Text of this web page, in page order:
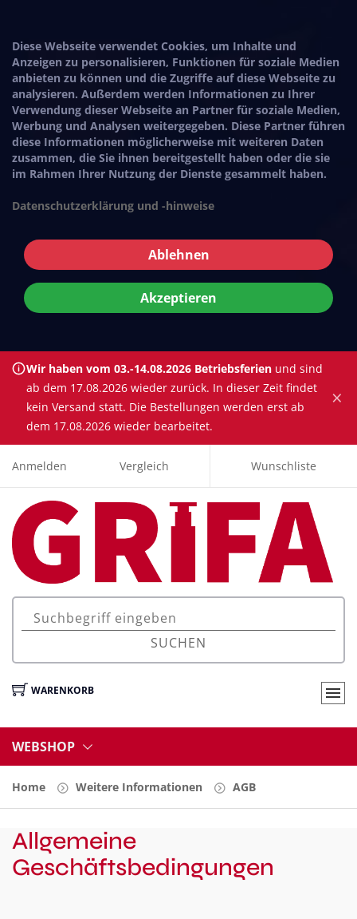
Diese Webseite verwendet Cookies, um Inhalte und
Anzeigen zu personalisieren, Funktionen für soziale Medien
anbieten zu können und die Zugriffe auf diese Webseite zu
analysieren. Außerdem werden Informationen zu Ihrer
Verwendung dieser Webseite an Partner für soziale Medien,
Werbung und Analysen weitergegeben. Diese Partner führen
diese Informationen möglicherweise mit weiteren Daten
zusammen, die Sie ihnen bereitgestellt haben oder die sie
im Rahmen Ihrer Nutzung der Dienste gesammelt haben.
Datenschutzerklärung und -hinweise
Ablehnen
Akzeptieren
Wir haben vom 03.-14.08.2026 Betriebsferienund sind
ab dem 17.08.2026 wieder zurück. In dieser Zeit findet
kein Versand statt. Die Bestellungen werden erst ab
dem 17.08.2026 wieder bearbeitet.
×
Anmelden Vergleich Wunschliste
SUCHEN
WARENKORB
WEBSHOP
Home Weitere Informationen AGB
Allgemeine
Geschäftsbedingungen